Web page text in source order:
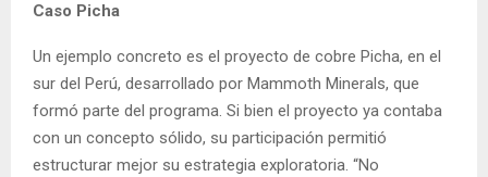
Caso Picha
Un ejemplo concreto es el proyecto de cobre Picha, en el
sur del Perú, desarrollado por Mammoth Minerals, que
formó parte del programa. Si bien el proyecto ya contaba
con un concepto sólido, su participación permitió
estructurar mejor su estrategia exploratoria. “No